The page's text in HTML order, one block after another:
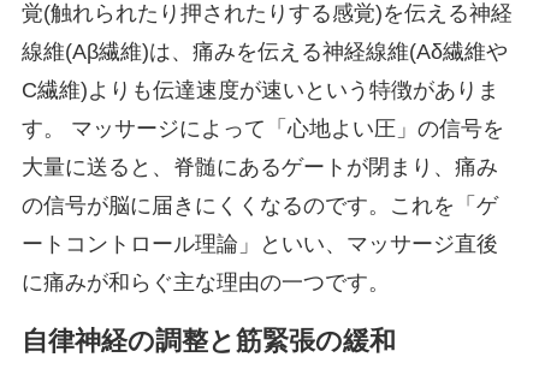
覚(触れられたり押されたりする感覚)を伝える神経
線維(Aβ繊維)は、痛みを伝える神経線維(Aδ繊維や
C繊維)よりも伝達速度が速いという特徴がありま
す。 マッサージによって「心地よい圧」の信号を
大量に送ると、脊髄にあるゲートが閉まり、痛み
の信号が脳に届きにくくなるのです。これを「ゲ
ートコントロール理論」といい、マッサージ直後
に痛みが和らぐ主な理由の一つです。
自律神経の調整と筋緊張の緩和